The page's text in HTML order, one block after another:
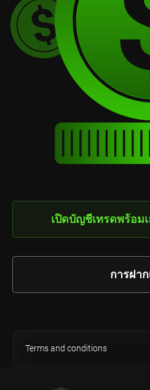
เปิดบัญชีเทรดพร้อมเ
การฝาก
Terms and conditions